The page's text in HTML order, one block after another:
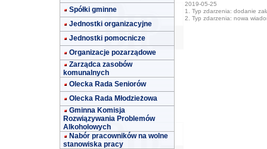
Spółki gminne
Jednostki organizacyjne
Jednostki pomocnicze
Organizacje pozarządowe
Zarządca zasobów
komunalnych
Olecka Rada Seniorów
Olecka Rada Młodzieżowa
Gminna Komisja
Rozwiązywania Problemów
Alkoholowych
Nabór pracowników na wolne
stanowiska pracy
2019-05-25
1. Typ zdarzenia: dodanie
2. Typ zdarzenia: nowa